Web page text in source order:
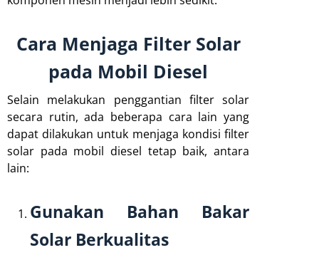
Cara Menjaga Filter Solar
pada Mobil Diesel
Selain melakukan penggantian filter solar
secara rutin, ada beberapa cara lain yang
dapat dilakukan untuk menjaga kondisi filter
solar pada mobil diesel tetap baik, antara
lain:
Gunakan Bahan Bakar
Solar Berkualitas